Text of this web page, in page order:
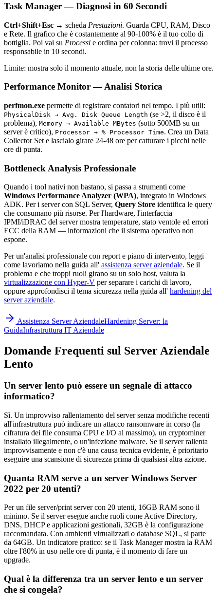
Task Manager — Diagnosi in 60 Secondi
Ctrl+Shift+Esc → scheda Prestazioni. Guarda CPU, RAM, Disco
e Rete. Il grafico che è costantemente al 90-100% è il tuo collo di
bottiglia. Poi vai su Processi e ordina per colonna: trovi il processo
responsabile in 10 secondi.
Limite: mostra solo il momento attuale, non la storia delle ultime ore.
Performance Monitor — Analisi Storica
perfmon.exe permette di registrare contatori nel tempo. I più utili:
PhysicalDisk → Avg. Disk Queue Length (se >2, il disco è il
problema), Memory → Available MBytes (sotto 500MB su un
server è critico), Processor → % Processor Time. Crea un Data
Collector Set e lascialo girare 24-48 ore per catturare i picchi nelle
ore di punta.
Bottleneck Analysis Professionale
Quando i tool nativi non bastano, si passa a strumenti come
Windows Performance Analyzer (WPA), integrato in Windows
ADK. Per i server con SQL Server, Query Store identifica le query
che consumano più risorse. Per l'hardware, l'interfaccia
IPMI/iDRAC del server mostra temperature, stato ventole ed errori
ECC della RAM — informazioni che il sistema operativo non
espone.
Per un'analisi professionale con report e piano di intervento, leggi
come lavoriamo nella guida all' assistenza server aziendale. Se il
problema e che troppi ruoli girano su un solo host, valuta la
virtualizzazione con Hyper-V per separare i carichi di lavoro,
oppure approfondisci il tema sicurezza nella guida all' hardening del
server aziendale.
Assistenza Server AziendaleHardening Server: la
GuidaInfrastruttura IT Aziendale
Domande Frequenti sul Server Aziendale
Lento
Un server lento può essere un segnale di attacco
informatico?
Sì. Un improvviso rallentamento del server senza modifiche recenti
all'infrastruttura può indicare un attacco ransomware in corso (la
cifratura dei file consuma CPU e I/O al massimo), un cryptominer
installato illegalmente, o un'infezione malware. Se il server rallenta
improvvisamente e non c'è una causa tecnica evidente, è prioritario
eseguire una scansione di sicurezza prima di qualsiasi altra azione.
Quanta RAM serve a un server Windows Server
2022 per 20 utenti?
Per un file server/print server con 20 utenti, 16GB RAM sono il
minimo. Se il server esegue anche ruoli come Active Directory,
DNS, DHCP e applicazioni gestionali, 32GB è la configurazione
raccomandata. Con ambienti virtualizzati o database SQL, si parte
da 64GB. Un indicatore pratico: se il Task Manager mostra la RAM
oltre l'80% in uso nelle ore di punta, è il momento di fare un
upgrade.
Qual è la differenza tra un server lento e un server
che si congela?